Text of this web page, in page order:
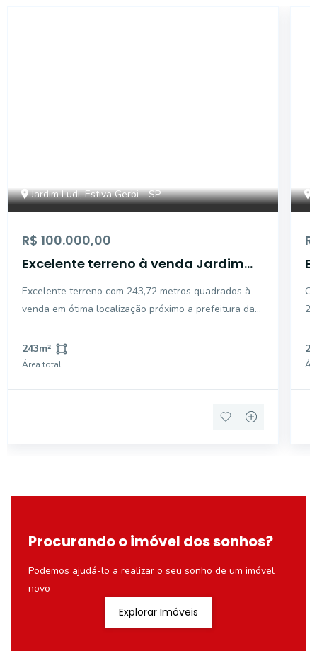
Jardim Ludi, Estiva Gerbi - SP
R$ 100.000,00
Excelente terreno à venda Jardim
Excelente terreno com 243,72 metros quadrados à
venda em ótima localização próximo a prefeitura da
243m²
Área total
Procurando o imóvel dos sonhos?
Podemos ajudá-lo a realizar o seu sonho de um imóvel
novo
Explorar Imóveis